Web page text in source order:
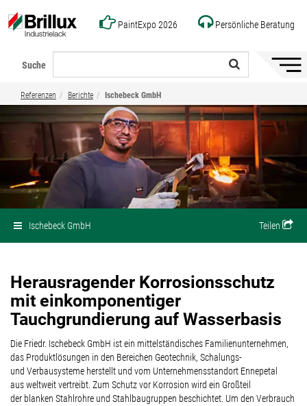
PaintExpo 2026 Persönliche Beratung
Suche
Referenzen Berichte Ischebeck GmbH
Teilen
Ischebeck GmbH
Herausragender Korrosionsschutz
mit einkomponentiger
Tauchgrundierung auf Wasserbasis
Die Friedr. Ischebeck GmbH ist ein mittelständisches Familienunternehmen,
das Produktlösungen in den Bereichen Geotechnik, Schalungs-
und Verbausysteme herstellt und vom Unternehmensstandort Ennepetal
aus weltweit vertreibt. Zum Schutz vor Korrosion wird ein Großteil
der blanken Stahlrohre und Stahlbaugruppen beschichtet. Um den Verbrauch